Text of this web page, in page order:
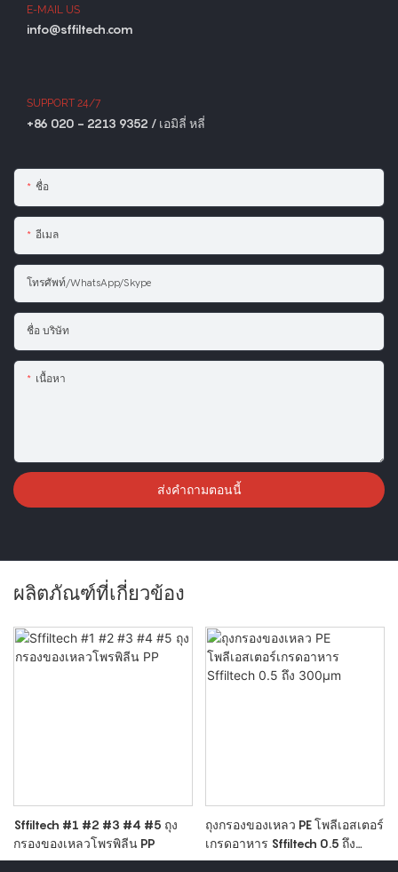
E-MAIL US
info@sffiltech.com
SUPPORT 24/7
+86 020 - 2213 9352 / เอมิลี่ หลี่
ชื่อ
อีเมล
โทรศัพท์/WhatsApp/Skype
ชื่อ บริษัท
เนื้อหา
ส่งคำถามตอนนี้
ผลิตภัณฑ์ที่เกี่ยวข้อง
Sffiltech #1 #2 #3 #4 #5 ถุง
กรองของเหลวโพรพิลีน PP
ถุงกรองของเหลว PE โพลีเอสเตอร์
เกรดอาหาร Sffiltech 0.5 ถึง
300μm